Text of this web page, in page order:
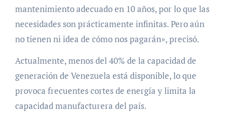
mantenimiento adecuado en 10 años, por lo que las
necesidades son prácticamente infinitas. Pero aún
no tienen ni idea de cómo nos pagarán», precisó.
Actualmente, menos del 40% de la capacidad de
generación de Venezuela está disponible, lo que
provoca frecuentes cortes de energía y limita la
capacidad manufacturera del país.